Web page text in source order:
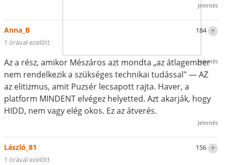
Jelentés
Jelentés
184
Anna_B
1 órával ezelőtt
Az a rész, amikor Mészáros azt mondta „az átlagember
nem rendelkezik a szükséges technikai tudással" — AZ
az elitizmus, amit Puzsér lecsapott rajta. Haver, a
platform MINDENT elvégez helyetted. Azt akarják, hogy
HIDD, nem vagy elég okos. Ez az átverés.
Jelentés
156
László_81
1 órával ezelőtt